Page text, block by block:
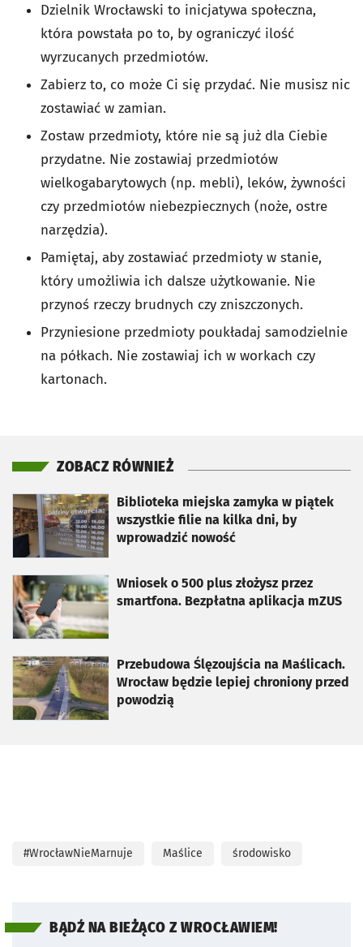
Dzielnik Wrocławski to inicjatywa społeczna,
która powstała po to, by ograniczyć ilość
wyrzucanych przedmiotów.
Zabierz to, co może Ci się przydać. Nie musisz nic
zostawiać w zamian.
Zostaw przedmioty, które nie są już dla Ciebie
przydatne. Nie zostawiaj przedmiotów
wielkogabarytowych (np. mebli), leków, żywności
czy przedmiotów niebezpiecznych (noże, ostre
narzędzia).
Pamiętaj, aby zostawiać przedmioty w stanie,
który umożliwia ich dalsze użytkowanie. Nie
przynoś rzeczy brudnych czy zniszczonych.
Przyniesione przedmioty poukładaj samodzielnie
na półkach. Nie zostawiaj ich w workach czy
kartonach.
ZOBACZ RÓWNIEŻ
Biblioteka miejska zamyka w piątek
wszystkie filie na kilka dni, by
wprowadzić nowość
otworzy się w nowej karcie
Wniosek o 500 plus złożysz przez
smartfona. Bezpłatna aplikacja mZUS
otworzy się w nowej karcie
Przebudowa Ślęzoujścia na Maślicach.
Wrocław będzie lepiej chroniony przed
powodzią
otworzy się w nowej karcie
#WrocławNieMarnuje Maślice środowisko
BĄDŹ NA BIEŻĄCO Z WROCŁAWIEM!